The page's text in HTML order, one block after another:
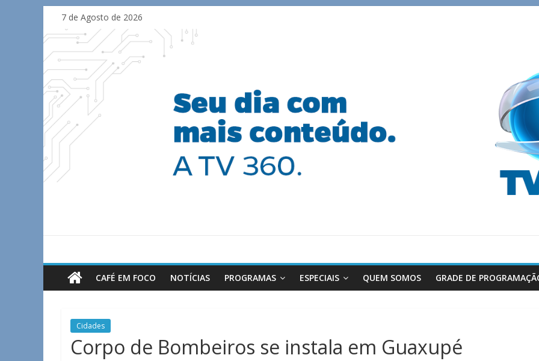
content
7 de Agosto de 2026
TV
Sul
Notícias
de
Guaxupé
CAFÉ EM FOCO NOTÍCIAS PROGRAMAS ESPECIAIS QUEM SOMOS GRADE DE
Cidades
Corpo de Bombeiros se instala em Guaxupé